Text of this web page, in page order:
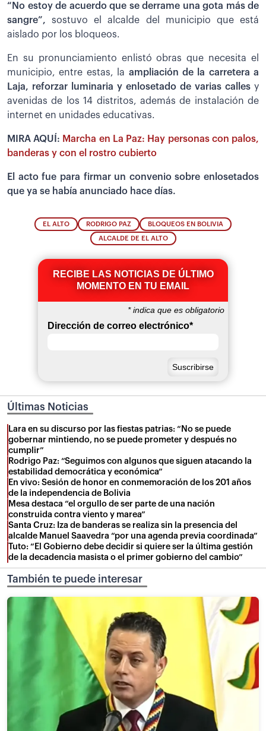
“No estoy de acuerdo que se derrame una gota más de
sangre”, sostuvo el alcalde del municipio que está
aislado por los bloqueos.
En su pronunciamiento enlistó obras que necesita el
municipio, entre estas, la ampliación de la carretera a
Laja, reforzar luminaria y enlosetado de varias calles y
avenidas de los 14 distritos, además de instalación de
internet en unidades educativas.
MIRA AQUÍ: Marcha en La Paz: Hay personas con palos,
banderas y con el rostro cubierto
El acto fue para firmar un convenio sobre enlosetados
que ya se había anunciado hace días.
EL ALTO RODRIGO PAZ BLOQUEOS EN BOLIVIA
ALCALDE DE EL ALTO
RECIBE LAS NOTICIAS DE ÚLTIMO
MOMENTO EN TU EMAIL
*indica que es obligatorio
Dirección de correo electrónico*
Últimas Noticias
Lara en su discurso por las fiestas patrias: “No se puede
gobernar mintiendo, no se puede prometer y después no
cumplir”
Rodrigo Paz: “Seguimos con algunos que siguen atacando la
estabilidad democrática y económica”
En vivo: Sesión de honor en conmemoración de los 201 años
de la independencia de Bolivia
Mesa destaca “el orgullo de ser parte de una nación
construida contra viento y marea”
Santa Cruz: Iza de banderas se realiza sin la presencia del
alcalde Manuel Saavedra “por una agenda previa coordinada”
Tuto: “El Gobierno debe decidir si quiere ser la última gestión
de la decadencia masista o el primer gobierno del cambio”
También te puede interesar